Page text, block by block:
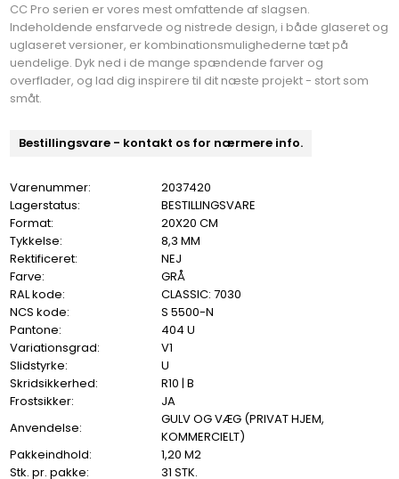
CC Pro serien er vores mest omfattende af slagsen.
Indeholdende ensfarvede og nistrede design, i både glaseret og
uglaseret versioner, er kombinationsmulighederne tæt på
uendelige. Dyk ned i de mange spændende farver og
overflader, og lad dig inspirere til dit næste projekt - stort som
småt.
Bestillingsvare - kontakt os for nærmere info.
Varenummer:
2037420
Lagerstatus:
BESTILLINGSVARE
Format:
20X20 CM
Tykkelse:
8,3 MM
Rektificeret:
NEJ
Farve:
GRÅ
RAL kode:
CLASSIC: 7030
NCS kode:
S 5500-N
Pantone:
404 U
Variationsgrad:
V1
Slidstyrke:
U
Skridsikkerhed:
R10 | B
Frostsikker:
JA
Anvendelse:
GULV OG VÆG (PRIVAT HJEM,
KOMMERCIELT)
Pakkeindhold:
1,20 M2
Stk. pr. pakke:
31 STK.